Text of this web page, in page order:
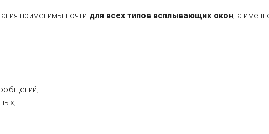
применимы почти для всех типов всплывающих окон, а